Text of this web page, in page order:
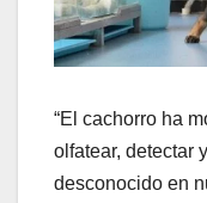
“El cachorro ha
olfatear, detectar
desconocido en